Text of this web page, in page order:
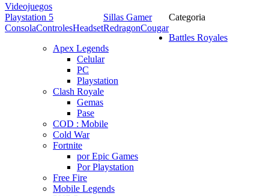
Videojuegos
Playstation 5
ConsolaControlesHeadset
Sillas Gamer
RedragonCougar
Categoria
Battles Royales
Apex Legends
Celular
PC
Playstation
Clash Royale
Gemas
Pase
COD : Mobile
Cold War
Fortnite
por Epic Games
Por Playstation
Free Fire
Mobile Legends